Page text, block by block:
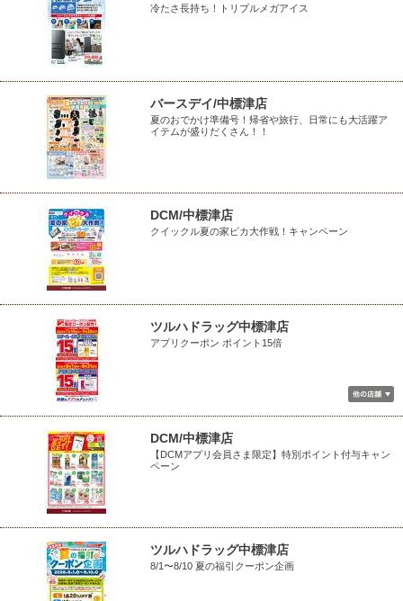
冷たさ長持ち！トリプルメガアイス
バースデイ/中標津店
夏のおでかけ準備号！帰省や旅行、日常にも大活躍ア
イテムが盛りだくさん！！
DCM/中標津店
クイックル夏の家ピカ大作戦！キャンペーン
ツルハドラッグ中標津店
アプリクーポン ポイント15倍
DCM/中標津店
【DCMアプリ会員さま限定】特別ポイント付与キャン
ペーン
ツルハドラッグ中標津店
8/1〜8/10 夏の福引クーポン企画